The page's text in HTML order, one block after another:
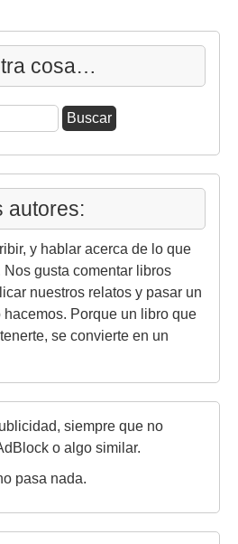
cosa…
autores:
y hablar acerca de lo que
Nos gusta comentar libros
nuestros relatos y pasar un
hacemos. Porque un libro que
se convierte en un
siempre que no
o algo similar.
pasa nada.